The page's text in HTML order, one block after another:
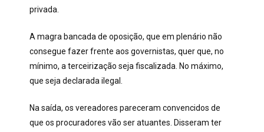
privada.
A magra bancada de oposição, que em plenário não
consegue fazer frente aos governistas, quer que, no
mínimo, a terceirização seja fiscalizada. No máximo,
que seja declarada ilegal.
Na saída, os vereadores pareceram convencidos de
que os procuradores vão ser atuantes. Disseram ter